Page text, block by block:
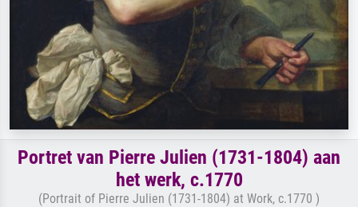
Portret van Pierre Julien (1731-1804) aan
het werk, c.1770
(Portrait of Pierre Julien (1731-1804) at Work, c.1770 )